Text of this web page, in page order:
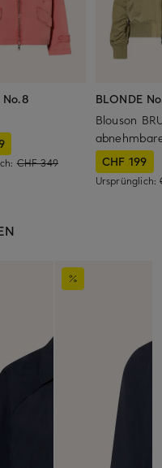
No.8
CHF 349
BLONDE
Blouson
CHF 199
Ursprünglich: